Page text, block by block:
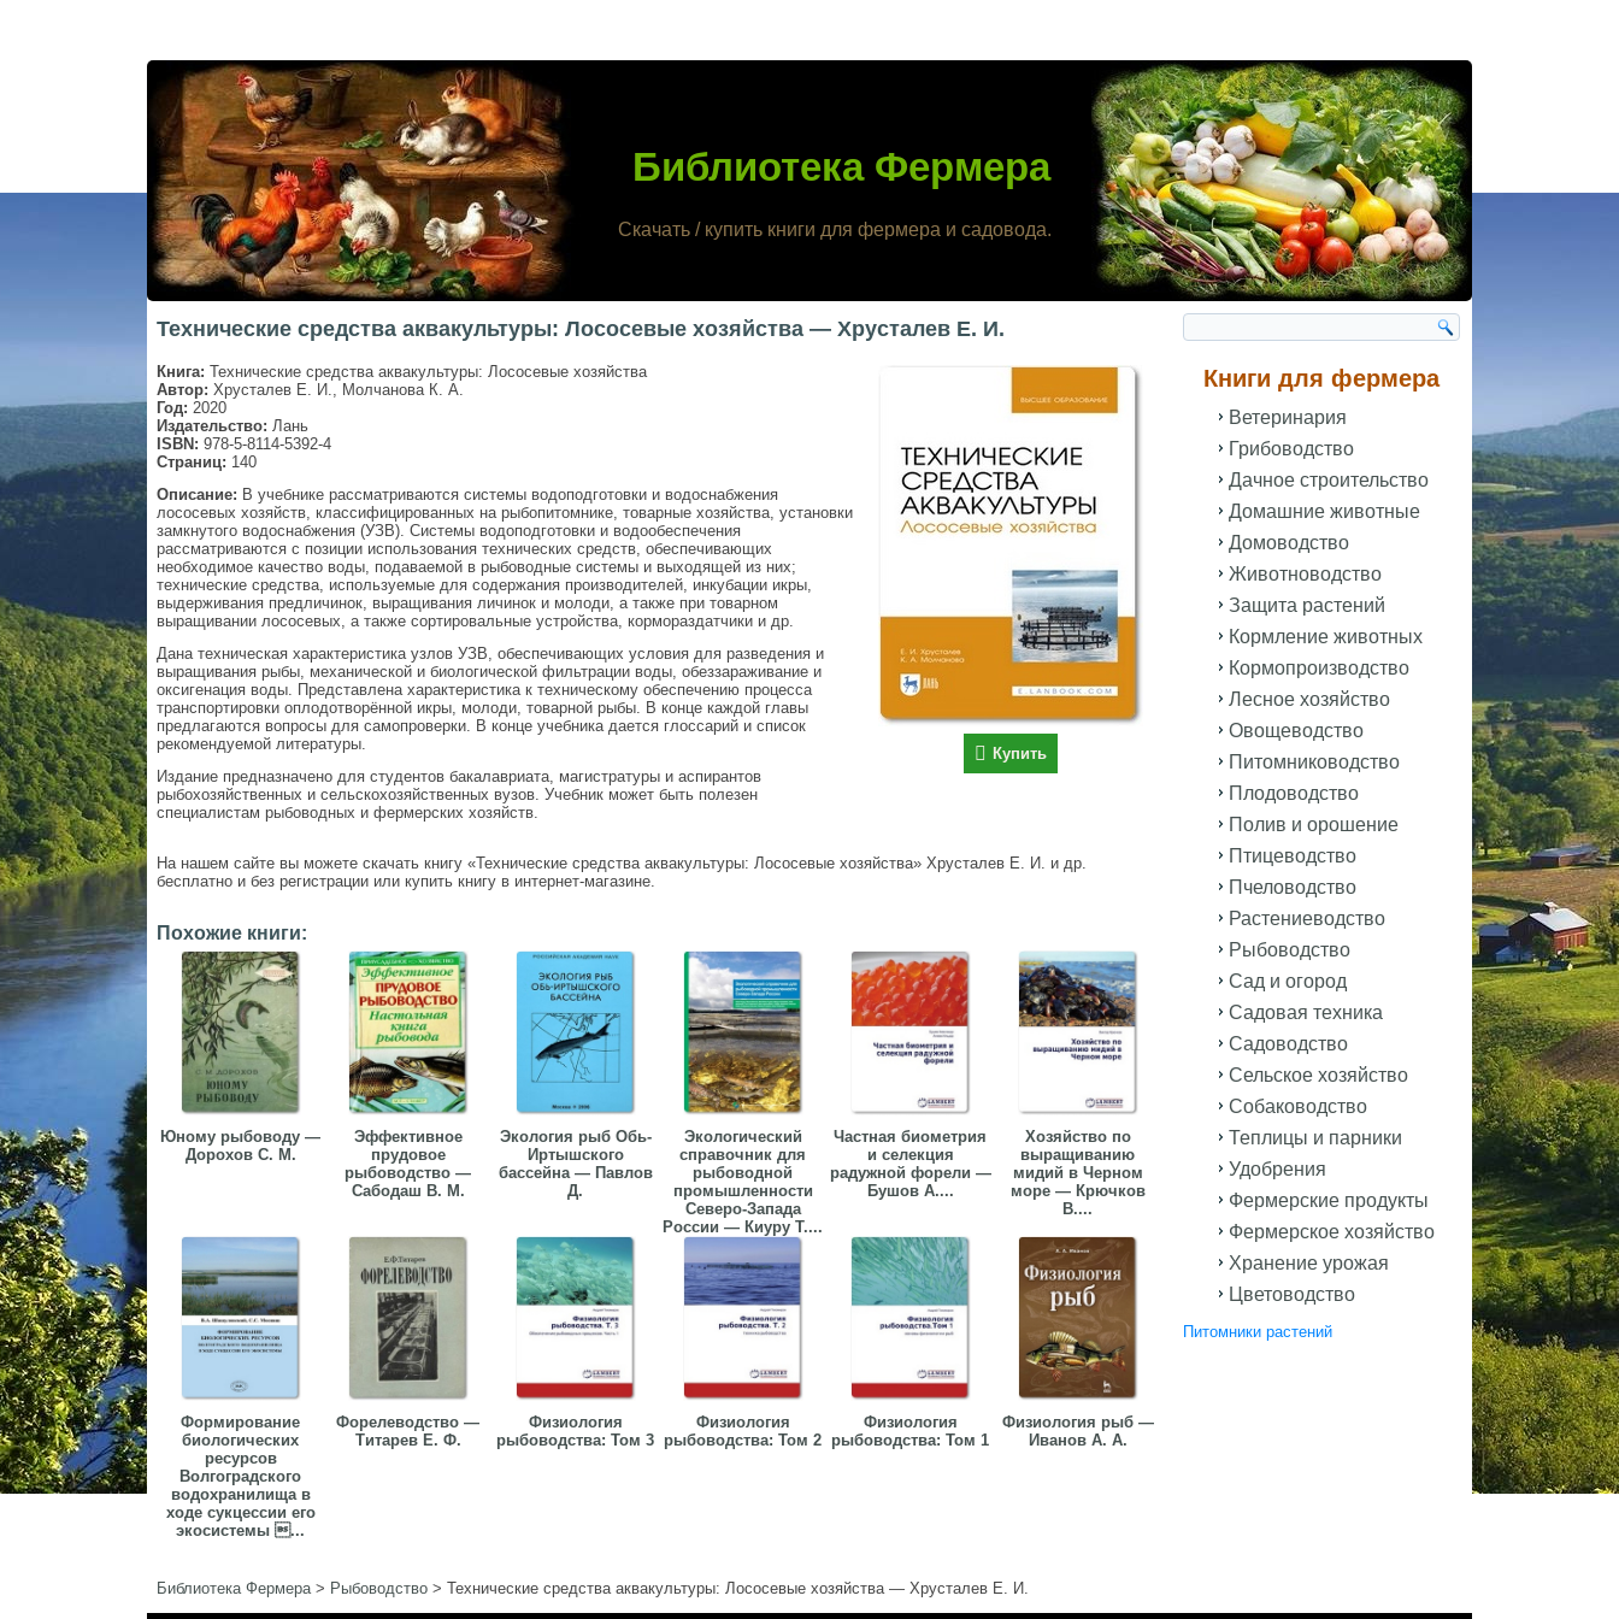
Библиотека Фермера
Скачать / купить книги для фермера и садовода.
Технические средства аквакультуры: Лососевые хозяйства — Хрусталев Е. И.
Купить
Книга: Технические средства аквакультуры: Лососевые хозяйства
Автор: Хрусталев Е. И., Молчанова К. А.
Год: 2020
Издательство: Лань
ISBN: 978-5-8114-5392-4
Страниц: 140
Описание: В учебнике рассматриваются системы водоподготовки и водоснабжения
лососевых хозяйств, классифицированных на рыбопитомнике, товарные хозяйства, установки
замкнутого водоснабжения (УЗВ). Системы водоподготовки и водообеспечения
рассматриваются с позиции использования технических средств, обеспечивающих
необходимое качество воды, подаваемой в рыбоводные системы и выходящей из них;
технические средства, используемые для содержания производителей, инкубации икры,
выдерживания предличинок, выращивания личинок и молоди, а также при товарном
выращивании лососевых, а также сортировальные устройства, кормораздатчики и др.
Дана техническая характеристика узлов УЗВ, обеспечивающих условия для разведения и
выращивания рыбы, механической и биологической фильтрации воды, обеззараживание и
оксигенация воды. Представлена характеристика к техническому обеспечению процесса
транспортировки оплодотворённой икры, молоди, товарной рыбы. В конце каждой главы
предлагаются вопросы для самопроверки. В конце учебника дается глоссарий и список
рекомендуемой литературы.
Издание предназначено для студентов бакалавриата, магистратуры и аспирантов
рыбохозяйственных и сельскохозяйственных вузов. Учебник может быть полезен
специалистам рыбоводных и фермерских хозяйств.
На нашем сайте вы можете скачать книгу «Технические средства аквакультуры: Лососевые хозяйства» Хрусталев Е. И. и др.
бесплатно и без регистрации или купить книгу в интернет-магазине.
Похожие книги:
Юному рыбоводу —
Дорохов С. М.
Эффективное
прудовое
рыбоводство —
Сабодаш В. М.
Экология рыб Обь-
Иртышского
бассейна — Павлов
Д.
Экологический
справочник для
рыбоводной
промышленности
Северо-Запада
России — Киуру Т....
Частная биометрия
и селекция
радужной форели —
Бушов А....
Хозяйство по
выращиванию
мидий в Черном
море — Крючков
В....
Формирование
биологических
ресурсов
Волгоградского
водохранилища в
ходе сукцессии его
экосистемы ...
Форелеводство —
Титарев Е. Ф.
Физиология
рыбоводства: Том 3
Физиология
рыбоводства: Том 2
Физиология
рыбоводства: Том 1
Физиология рыб —
Иванов А. А.
Библиотека Фермера> Рыбоводство > Технические средства аквакультуры: Лососевые хозяйства — Хрусталев Е. И.
Книги для фермера
Ветеринария
Грибоводство
Дачное строительство
Домашние животные
Домоводство
Животноводство
Защита растений
Кормление животных
Кормопроизводство
Лесное хозяйство
Овощеводство
Питомниководство
Плодоводство
Полив и орошение
Птицеводство
Пчеловодство
Растениеводство
Рыбоводство
Сад и огород
Садовая техника
Садоводство
Сельское хозяйство
Собаководство
Теплицы и парники
Удобрения
Фермерские продукты
Фермерское хозяйство
Хранение урожая
Цветоводство
Питомники растений